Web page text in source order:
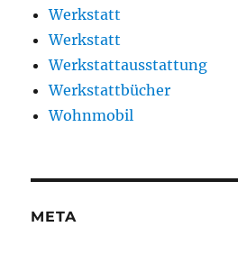
Werkstatt
Werkstatt
Werkstattausstattung
Werkstattbücher
Wohnmobil
META